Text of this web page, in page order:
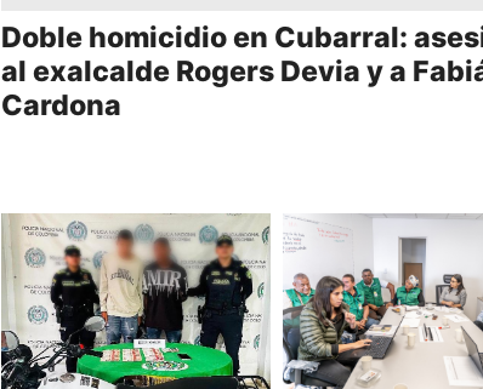
Doble homicidio en Cubarral:
al exalcalde Rogers Devia y a
Cardona